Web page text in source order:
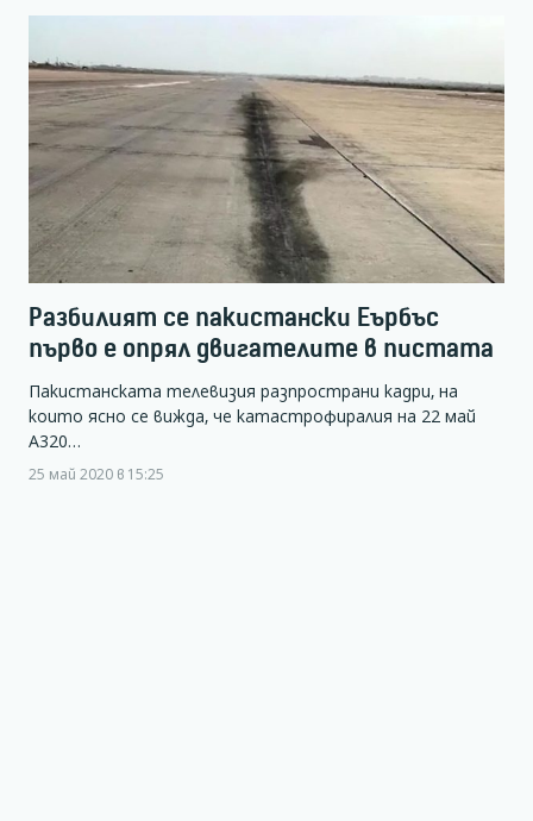
Разбилият се пакистански Еърбъс
първо е опрял двигателите в пистата
Пакистанската телевизия разпространи кадри, на
които ясно се вижда, че катастрофиралия на 22 май
А320…
25 май 2020 в 15:25